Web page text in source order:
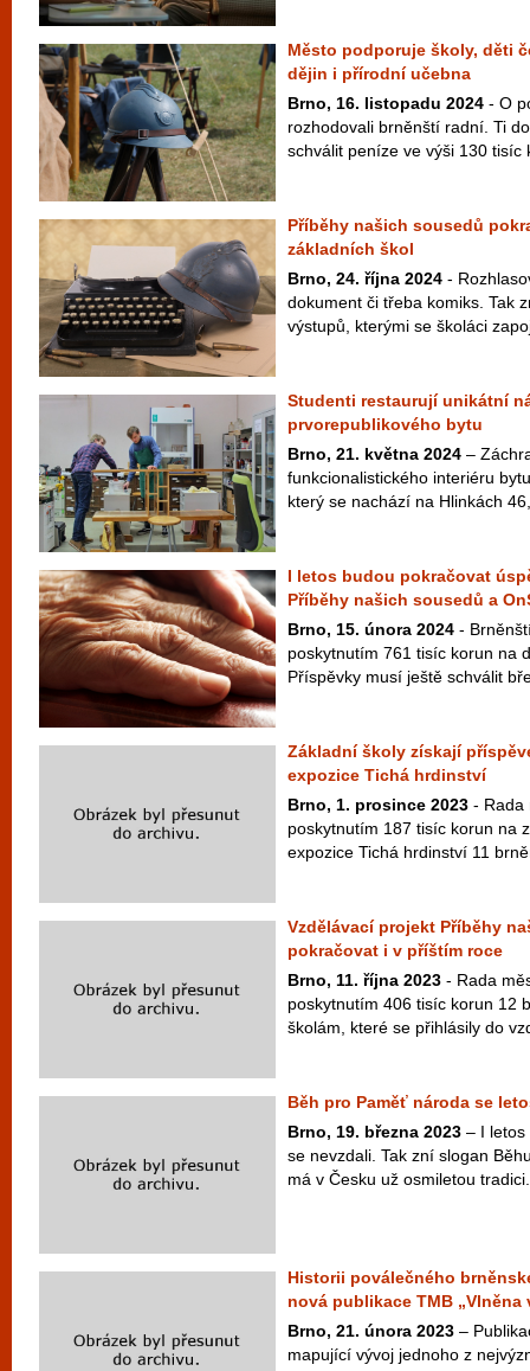
Město podporuje školy, děti
dějin i přírodní učebna
Brno, 16. listopadu 2024 - O
rozhodovali brněnští radní. Ti
schválit peníze ve výši 130 tisíc
Příběhy našich sousedů
základních škol
Brno, 24. října 2024 -
dokument či třeba komiks. Tak
výstupů, kterými se školáci
Studenti restaurují unikátní
prvorepublikového bytu
Brno, 21. května 2024 –
funkcionalistického interiéru
který se nachází na Hlinkách
I letos budou pokračovat
Příběhy našich sousedů a
Brno, 15. února 2024 -
poskytnutím 761 tisíc korun na
Příspěvky musí ještě schválit
Základní školy získají
expozice Tichá hrdinství
Brno, 1. prosince 2023 - Rada
poskytnutím 187 tisíc korun na
expozice Tichá hrdinství 11
Vzdělávací projekt Příběhy
pokračovat i v příštím roce
Brno, 11. října 2023 - Rada
poskytnutím 406 tisíc korun 12
školám, které se přihlásily do
Běh pro Paměť národa se
Brno, 19. března 2023 – I letos
se nevzdali. Tak zní slogan
má v Česku už osmiletou
Historii poválečného
nová publikace TMB „Vlněna
Brno, 21. února 2023 –
mapující vývoj jednoho z